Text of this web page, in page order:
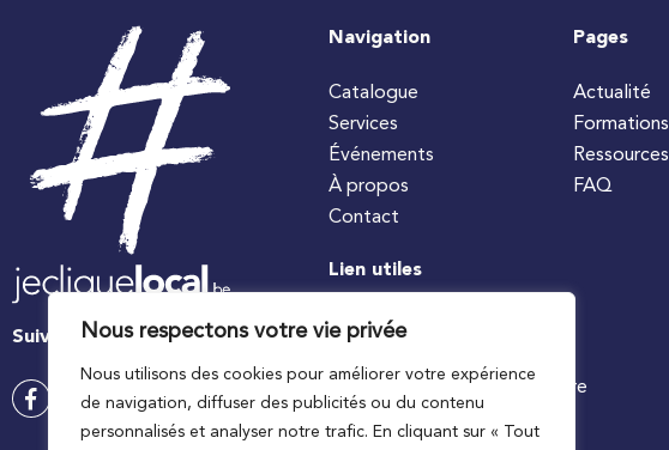
Nous respectons votre vie privée
Nous utilisons des cookies pour améliorer votre expérience
de navigation, diffuser des publicités ou du contenu
personnalisés et analyser notre trafic. En cliquant sur « Tout
Suivez-nous
Navigation
Catalogue
Services
Événements
À propos
Contact
Pages
Actualité
Formations
Ressources
FAQ
Lien utiles
#jecuisinelocal
Ministre wallon de l’agriculture